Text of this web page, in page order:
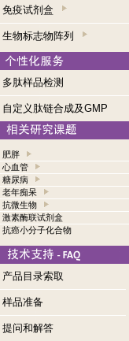
免疫试剂盒
生物标志物阵列
多肽样品检测
自定义肽链合成及GMP
肥胖
心血管
糖尿病
老年痴呆
抗微生物
激素酶联试剂盒
抗癌小分子化合物
产品目录索取
样品准备
提问和解答